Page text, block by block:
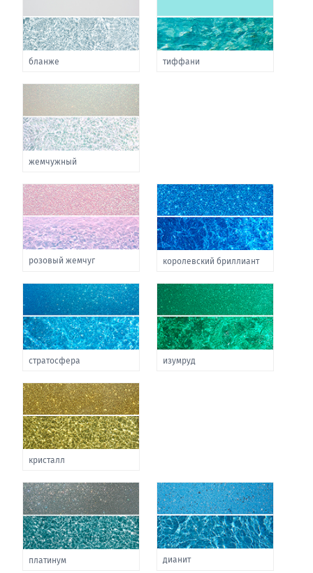
бланже тиффани
жемчужный
розовый жемчуг королевский бриллиант
стратосфера изумруд
кристалл
платинум дианит